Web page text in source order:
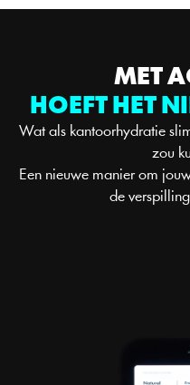
MET
HOEFT HET
Wat als kantoorhydratie
zou
Een nieuwe manier om
de